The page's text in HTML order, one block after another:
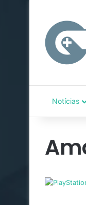
Notícias